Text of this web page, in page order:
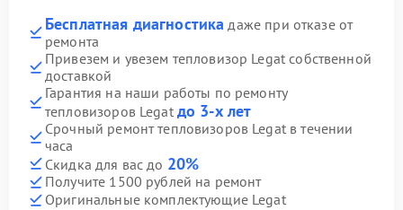
Бесплатная диагностика даже при отказе от
ремонта
Привезем и увезем тепловизор Legat собственной
доставкой
Гарантия на наши работы по ремонту
тепловизоров Legat до 3-х лет
Срочный ремонт тепловизоров Legat в течении
часа
Скидка для вас до 20%
Получите 1500 рублей на ремонт
Оригинальные комплектующие Legat